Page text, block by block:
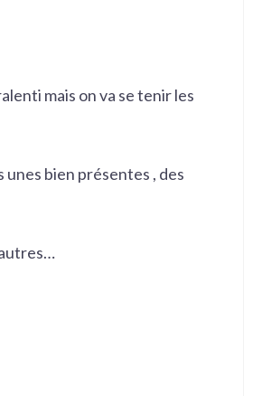
mais on va se tenir les
unes bien présentes , des